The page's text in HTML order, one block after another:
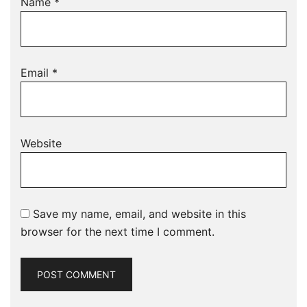
Email *
Website
Save my name, email, and website in this
browser for the next time I comment.